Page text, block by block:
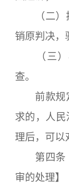
（二）按
销原判决，
（三）
查。
前款规定
求的，人
理后，可以
第四条【
审的处理】